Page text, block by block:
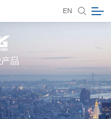
EN